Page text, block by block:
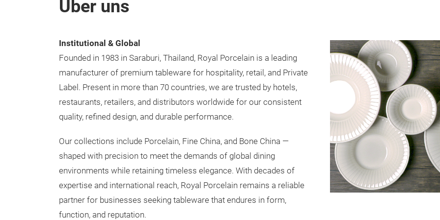
Über uns
Institutional & Global
Founded in 1983 in Saraburi, Thailand, Royal Porcelain is a leading
manufacturer of premium tableware for hospitality, retail, and Private
Label. Present in more than 70 countries, we are trusted by hotels,
restaurants, retailers, and distributors worldwide for our consistent
quality, refined design, and durable performance.
Our collections include Porcelain, Fine China, and Bone China —
shaped with precision to meet the demands of global dining
environments while retaining timeless elegance. With decades of
expertise and international reach, Royal Porcelain remains a reliable
partner for businesses seeking tableware that endures in form,
function, and reputation.